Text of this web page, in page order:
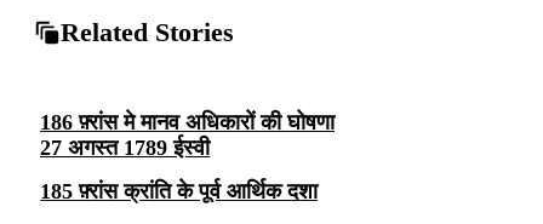
Related Stories
186 फ़्रांस मे मानव अधिकारों की घोषणा
27 अगस्त 1789 ईस्वी
185 फ़्रांस क्रांति के पूर्व आर्थिक दशा